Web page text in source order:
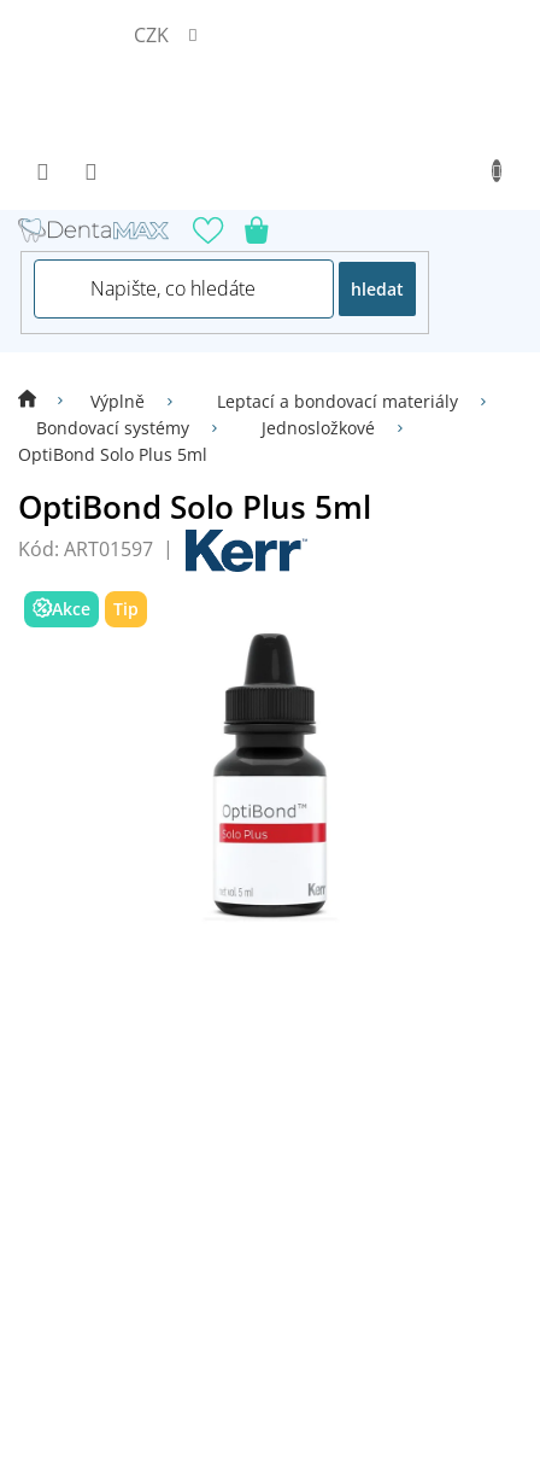
CZK
hledat
Výplně
Leptací a bondovací materiály
Bondovací systémy
Jednosložkové
OptiBond Solo Plus 5ml
OptiBond Solo Plus 5ml
Kód: ART01597
Akce Tip